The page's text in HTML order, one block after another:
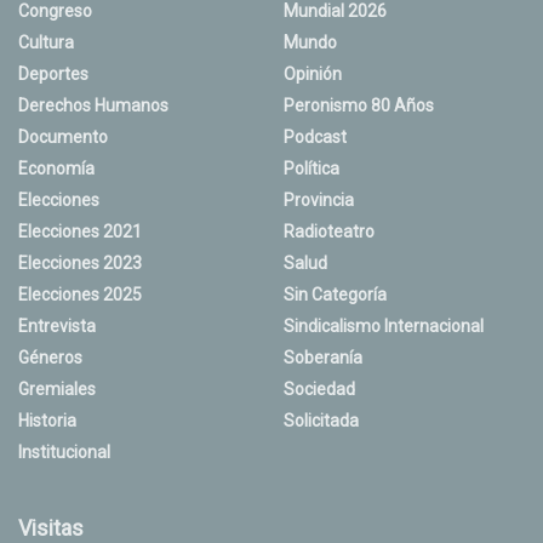
Congreso
Cultura
Deportes
Derechos Humanos
Documento
Economía
Elecciones
Elecciones 2021
Elecciones 2023
Elecciones 2025
Entrevista
Géneros
Gremiales
Historia
Institucional
Mundial 2026
Mundo
Opinión
Peronismo 80 Años
Podcast
Política
Provincia
Radioteatro
Salud
Sin Categoría
Sindicalismo Internacional
Soberanía
Sociedad
Solicitada
Visitas